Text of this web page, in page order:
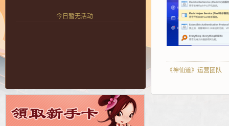
今日暂无活动
《神仙道》运营团队